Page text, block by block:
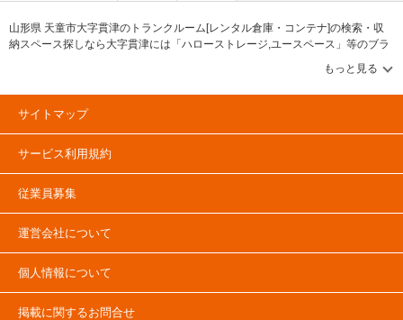
山形県 天童市大字貫津のトランクルーム[レンタル倉庫・コンテナ]の検索・収
納スペース探しなら大字貫津には「ハローストレージ,ユースペース」等のブラ
リティ・空調完備・24時間出し入れ可能などの希望条件で絞込み！豊富な物件
数から様々な方法でご希望の収納スペースを簡単に探せるトランクルーム情報
サイトです。大字貫津で気になるトランクルームを見つけたら、メールか電話
サイトマップ
サービス利用規約
従業員募集
運営会社について
個人情報について
掲載に関するお問合せ